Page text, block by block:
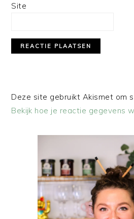
Site
Deze site gebruikt Akismet om
Bekijk hoe je reactie gegevens